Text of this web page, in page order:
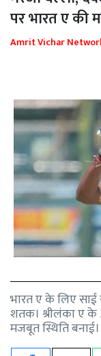
पर भारत ए
Amrit Vichar
भारत ए के लिए
शतक। श्रीलंका ए के
मजबूत स्थिति बनाई।